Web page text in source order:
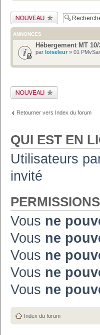
Publier un nouveau
sujet
ANNONCES
Hébergement MT
par loiseleur» 01
Publier un nouveau
sujet
Retourner vers Index du forum
QUI EST EN
Utilisateurs
invité
Vous ne
Vous ne
Vous ne
Vous ne
Vous ne
Index du forum